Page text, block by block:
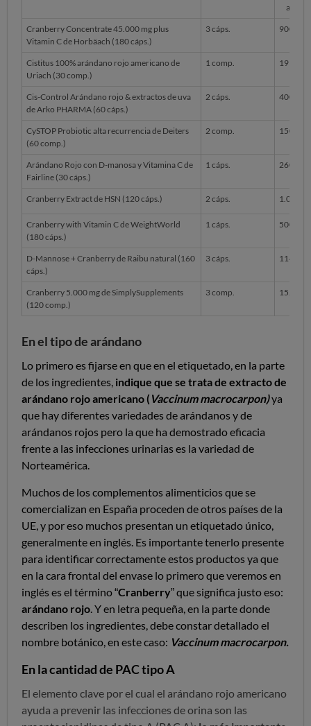
Cranberry Concentrate 45.000 mg plus
Vitamin C de Horbäach (180 cáps.)
3 cáps. 900
Cistitus 100% arándano rojo americano de
Uriach (30 comp.)
1 comp. 191
Cis-Control Arándano rojo & extractos de uva
de Arko PHARMA (60 cáps.)
2 cáps. 400
CySTOP Probiotic alta recurrencia de Deiters
(60 comp.)
2 comp. 150
Arándano Rojo con D-manosa y Vitamina C de
Fairline (30 cáps.)
1 cáps. 260
Cranberry Extract de HSN (120 cáps.) 2 cáps. 1.000
Cranberry with Vitamin C de WeightWorld
(180 cáps.)
1 cáps. 500
D-Mannose + Cranberry de Raibu natural (160
cáps.)
3 cáps. 114
Cranberry 5.000 mg de SimplySupplements
(120 comp.)
3 comp. 15.000
En el tipo de arándano
Lo primero es fijarse en que en el etiquetado, en la parte
de los ingredientes, indique que se trata de extracto de
arándano rojo americano ( Vaccinum macrocarpon)ya
que hay diferentes variedades de arándanos y de
arándanos rojos pero la que ha demostrado eficacia
frente a las infecciones urinarias es la variedad de
Norteamérica.
Muchos de los complementos alimenticios que se
comercializan en España proceden de otros países de la
UE, y por eso muchos presentan un etiquetado único,
generalmente en inglés. Es importante tenerlo presente
para identificar correctamente estos productos ya que
en la cara frontal del envase lo primero que veremos en
inglés es el término “Cranberry” que significa justo eso:
arándano rojo . Y en letra pequeña, en la parte donde
describen los ingredientes, debe constar detallado el
nombre botánico, en este caso: Vaccinum macrocarpon.
En la cantidad de PAC tipo A
El elemento clave por el cual el arándano rojo americano
ayuda a prevenir las infecciones de orina son las